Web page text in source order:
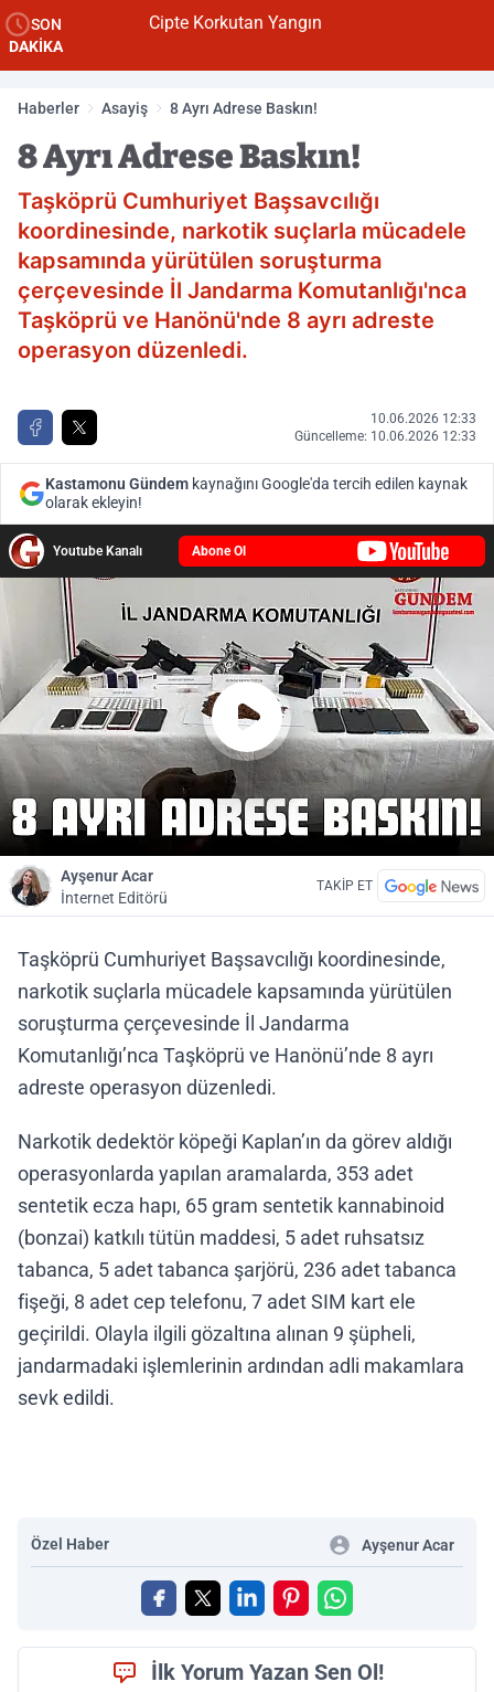
SON
DAKİKA
Cipte Korkutan Yangın
Haberler Asayiş 8 Ayrı Adrese Baskın!
8 Ayrı Adrese Baskın!
Taşköprü Cumhuriyet Başsavcılığı
koordinesinde, narkotik suçlarla mücadele
kapsamında yürütülen soruşturma
çerçevesinde İl Jandarma Komutanlığı'nca
Taşköprü ve Hanönü'nde 8 ayrı adreste
operasyon düzenledi.
10.06.2026 12:33
Güncelleme: 10.06.2026 12:33
Kastamonu Gündem kaynağını Google'da tercih edilen kaynak
olarak ekleyin!
Youtube Kanalı Abone Ol
Ayşenur Acar
İnternet Editörü
TAKİP ET
Taşköprü Cumhuriyet Başsavcılığı koordinesinde,
narkotik suçlarla mücadele kapsamında yürütülen
soruşturma çerçevesinde İl Jandarma
Komutanlığı’nca Taşköprü ve Hanönü’nde 8 ayrı
adreste operasyon düzenledi.
Narkotik dedektör köpeği Kaplan’ın da görev aldığı
operasyonlarda yapılan aramalarda, 353 adet
sentetik ecza hapı, 65 gram sentetik kannabinoid
(bonzai) katkılı tütün maddesi, 5 adet ruhsatsız
tabanca, 5 adet tabanca şarjörü, 236 adet tabanca
fişeği, 8 adet cep telefonu, 7 adet SIM kart ele
geçirildi. Olayla ilgili gözaltına alınan 9 şüpheli,
jandarmadaki işlemlerinin ardından adli makamlara
sevk edildi.
Özel Haber Ayşenur Acar
İlk Yorum Yazan Sen Ol!